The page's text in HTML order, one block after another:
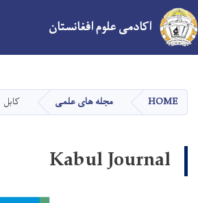
main
content
اکادمی علوم افغانستان
HOME مجله های علمی کابل
Kabul Journal